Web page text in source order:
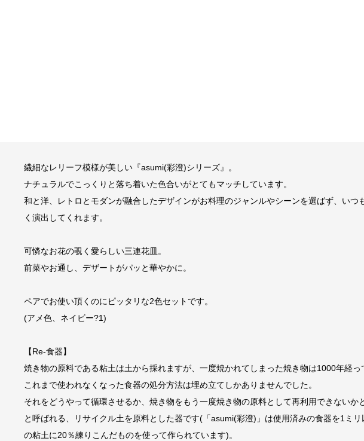
繊細なレリーフ模様が美しい『asumi(彩澄)シリーズ』。
ナチュラルでこっくりと落ち着いた色合いがとてもマッチしています。
和と洋、レトロとモダンが融合したデザインがお料理のジャンルやシーンを選ばず、いつ
く演出してくれます。
可憐なお花の覗く愛らしい三連花皿。
前菜やお通し、デザートがパッと華やかに。
ペアでお使い頂くのにピッタリな2色セットです。
(アメ色、ネイビー?1)
【Re-食器】
焼き物の原料である粘土は土から採れますが、一度焼かれてしまった焼き物は1000年経っ
これまで使われなくなった食器の処分方法は埋め立てしかありませんでした。
それをどうやって循環させるか、焼き物をもう一度焼き物の原料として再利用できないか
と呼ばれる、リサイクル土を原料とした器です(「asumi(彩澄)」は使用済みの食器を1ミ
の粘土に20％練りこんだものを使って作られています)。